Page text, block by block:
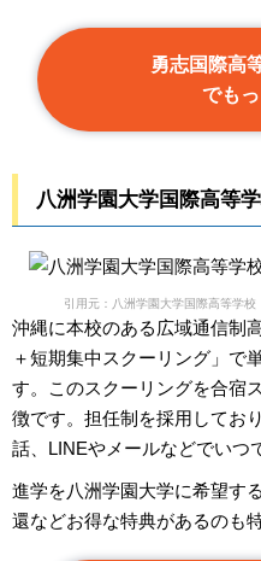
勇志国際高
でも
八洲学園大学国際高等
引用元：八洲学園大学国際高等学
沖縄に本校のある広域通信制
＋短期集中スクーリング」で
す。このスクーリングを合宿
徴です。担任制を採用してお
話、LINEやメールなどでいつ
進学を八洲学園大学に希望す
還などお得な特典があるのも